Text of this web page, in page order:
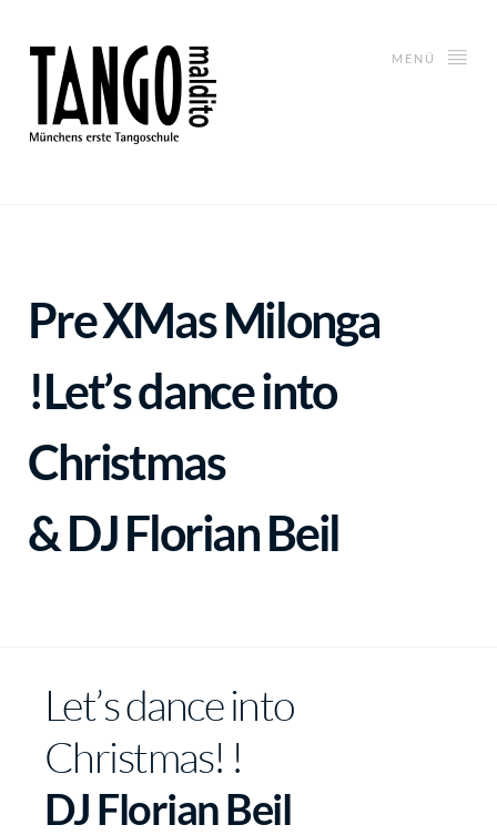
MENÜ
Pre XMas Milonga
!Let’s dance into
Christmas
& DJ Florian Beil
Let’s dance into
Christmas! !
DJ Florian Beil